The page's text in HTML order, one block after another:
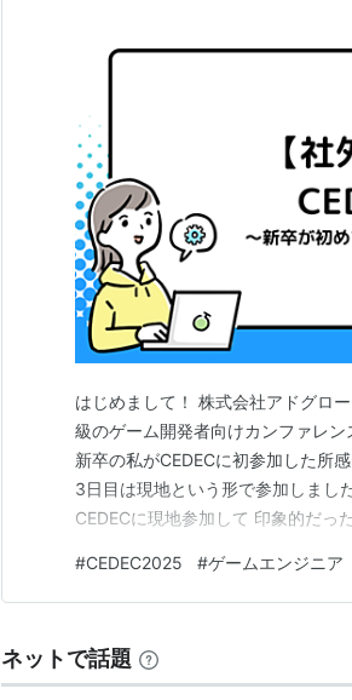
はじめまして！ 株式会社アドグロ
級のゲーム開発者向けカンファレン
新卒の私がCEDECに初参加した所
3日目は現地という形で参加しまし
CEDECに現地参加して 印象的だっ
門学校を卒業後、アドグローブに入
開発ゲームに携わってい…
#CEDEC2025 #ゲームエンジニア
ネットで話題